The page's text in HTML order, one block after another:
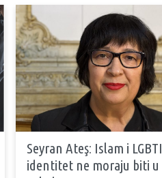
Seyran Ateş: Islam i LGBTI
identitet ne moraju biti u